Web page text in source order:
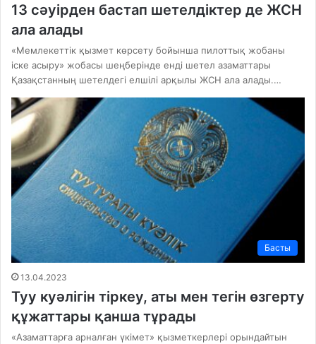
13 сәуірден бастап шетелдіктер де ЖСН
ала алады
«Мемлекеттік қызмет көрсету бойынша пилоттық жобаны
іске асыру» жобасы шеңберінде енді шетел азаматтары
Қазақстанның шетелдегі елшілі арқылы ЖСН ала алады.…
Басты
13.04.2023
Туу куәлігін тіркеу, аты мен тегін өзгерту
құжаттары қанша тұрады
«Азаматтарға арналған үкімет» қызметкерлері орындайтын